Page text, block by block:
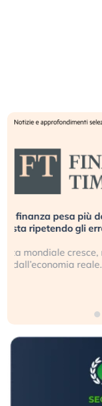
Russia e Cina
investitori stanno
Gli investitori tech
geopolitico: il (…)